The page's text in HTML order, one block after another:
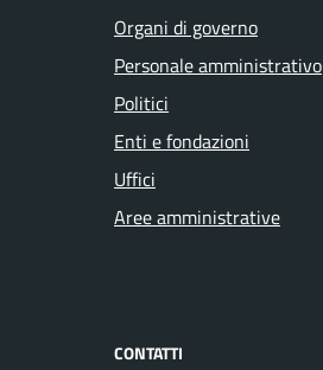
Organi di governo
Personale amministrativo
Politici
Enti e fondazioni
Uffici
Aree amministrative
CONTATTI